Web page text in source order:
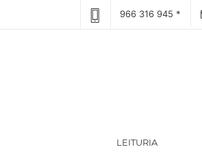
966 316 945 *
LEITURIA(CURRENT)